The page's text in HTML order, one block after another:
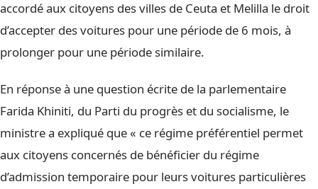
accordé aux citoyens des villes de Ceuta et Melilla le droit
d’accepter des voitures pour une période de 6 mois, à
prolonger pour une période similaire.
En réponse à une question écrite de la parlementaire
Farida Khiniti, du Parti du progrès et du socialisme, le
ministre a expliqué que « ce régime préférentiel permet
aux citoyens concernés de bénéficier du régime
d’admission temporaire pour leurs voitures particulières